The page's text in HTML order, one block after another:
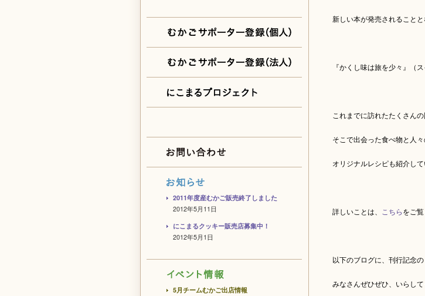
新しい本が発売されることと
『かくし味は旅を少々』（
これまでに訪れたたくさんの
そこで出会った食べ物と人
オリジナルレシピも紹介して
詳しいことは、 こちらをご覧
以下のブログに、刊行記念
みなさんぜひぜひ、いらし
2011年度産むかご販売終了しました
2012年5月11日
にこまるクッキー販売店募集中！
2012年5月1日
5月チームむかご出店情報